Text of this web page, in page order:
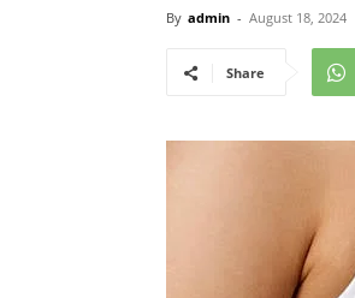
By admin - August 18, 2024
Share